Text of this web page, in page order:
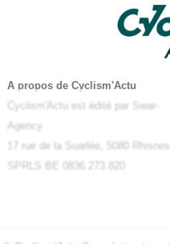
A propos de Cyclism'Actu
Cyclism'Actu est édité par Swar-
Agency
17 rue de la Suarlée, 5080 Rhisnes
SPRLS BE 0836.273.820